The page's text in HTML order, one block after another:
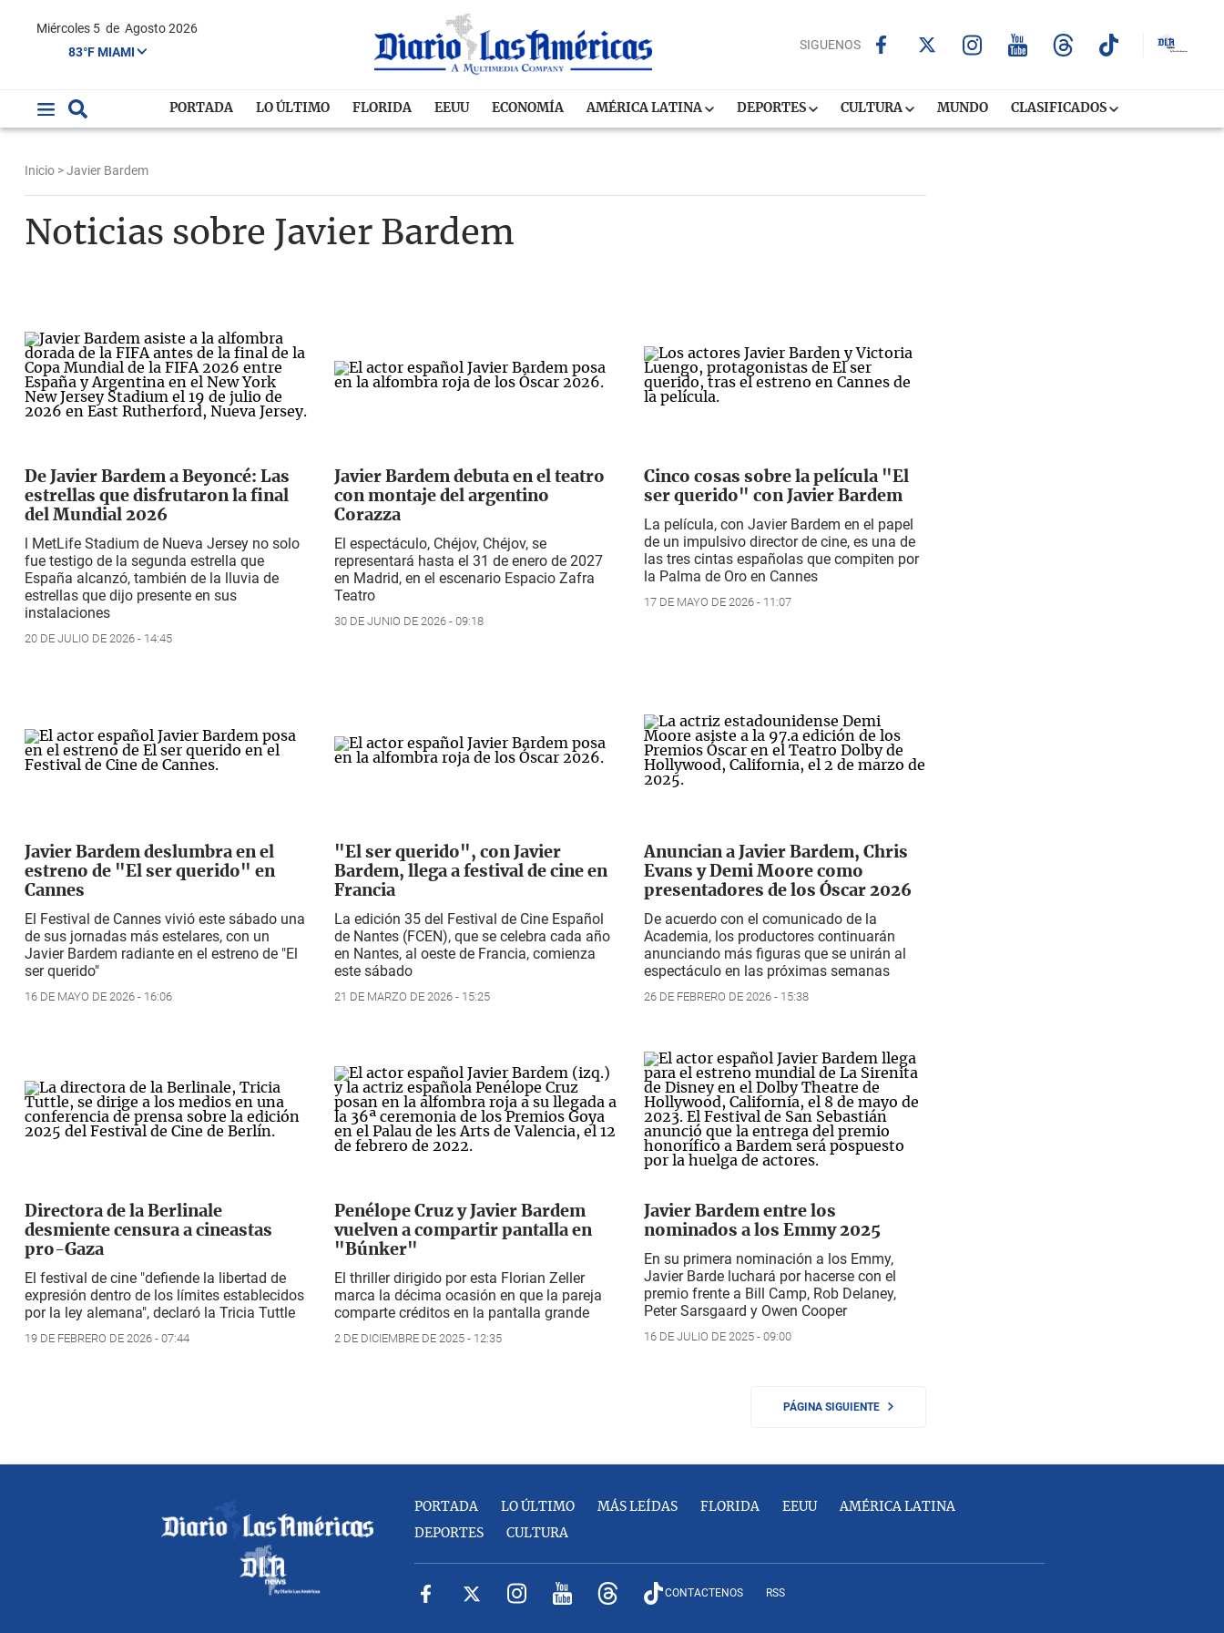
Miércoles 5 de Agosto 2026
83°F MIAMI
SIGUENOS
PORTADA LO ÚLTIMO FLORIDA EEUU ECONOMÍA AMÉRICA LATINA DEPORTES CULTURA MUNDO CLASIFICADOS
Inicio > Javier Bardem
Noticias sobre Javier Bardem
De Javier Bardem a Beyoncé: Las
estrellas que disfrutaron la final
del Mundial 2026
l MetLife Stadium de Nueva Jersey no solo
fue testigo de la segunda estrella que
España alcanzó, también de la lluvia de
estrellas que dijo presente en sus
instalaciones
20 DE JULIO DE 2026 - 14:45
Javier Bardem debuta en el teatro
con montaje del argentino
Corazza
El espectáculo, Chéjov, Chéjov, se
representará hasta el 31 de enero de 2027
en Madrid, en el escenario Espacio Zafra
Teatro
30 DE JUNIO DE 2026 - 09:18
Cinco cosas sobre la película "El
ser querido" con Javier Bardem
La película, con Javier Bardem en el papel
de un impulsivo director de cine, es una de
las tres cintas españolas que compiten por
la Palma de Oro en Cannes
17 DE MAYO DE 2026 - 11:07
Javier Bardem deslumbra en el
estreno de "El ser querido" en
Cannes
El Festival de Cannes vivió este sábado una
de sus jornadas más estelares, con un
Javier Bardem radiante en el estreno de "El
ser querido"
16 DE MAYO DE 2026 - 16:06
"El ser querido", con Javier
Bardem, llega a festival de cine en
Francia
La edición 35 del Festival de Cine Español
de Nantes (FCEN), que se celebra cada año
en Nantes, al oeste de Francia, comienza
este sábado
21 DE MARZO DE 2026 - 15:25
Anuncian a Javier Bardem, Chris
Evans y Demi Moore como
presentadores de los Óscar 2026
De acuerdo con el comunicado de la
Academia, los productores continuarán
anunciando más figuras que se unirán al
espectáculo en las próximas semanas
26 DE FEBRERO DE 2026 - 15:38
Directora de la Berlinale
desmiente censura a cineastas
pro-Gaza
El festival de cine "defiende la libertad de
expresión dentro de los límites establecidos
por la ley alemana", declaró la Tricia Tuttle
19 DE FEBRERO DE 2026 - 07:44
Penélope Cruz y Javier Bardem
vuelven a compartir pantalla en
"Búnker"
El thriller dirigido por esta Florian Zeller
marca la décima ocasión en que la pareja
comparte créditos en la pantalla grande
2 DE DICIEMBRE DE 2025 - 12:35
Javier Bardem entre los
nominados a los Emmy 2025
En su primera nominación a los Emmy,
Javier Barde luchará por hacerse con el
premio frente a Bill Camp, Rob Delaney,
Peter Sarsgaard y Owen Cooper
16 DE JULIO DE 2025 - 09:00
PÁGINA SIGUIENTE
PORTADA LO ÚLTIMO MÁS LEÍDAS FLORIDA EEUU AMÉRICA LATINA
DEPORTES CULTURA
CONTACTENOS RSS